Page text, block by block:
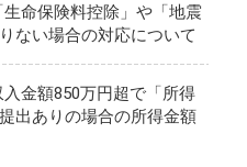
生命保険料控除」や「地震
ない場合の対応について
入金額850万円超で「所得
出ありの場合の所得金額